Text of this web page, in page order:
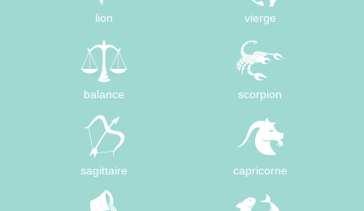
lion vierge
balance scorpion
sagittaire capricorne